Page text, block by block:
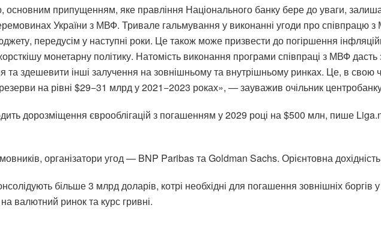
основним припущенням, яке правління Національного банку бере до уваги,
України з МВФ. Тривале гальмування у виконанні угоди про співпрацю
передусім у наступні роки. Це також може призвести до погіршення
монетарну політику. Натомість виконання програми співпраці з МВФ
та здешевити інші залучення на зовнішньому та внутрішньому ринках. Це, в свою
на рівні $29−31 млрд у 2021−2023 роках», — зауважив очільник
дорозміщення єврооблігацій з погашенням у 2029 році на $500 млн, пише
організатори угод — BNP Paribas та Goldman Sachs. Орієнтовна
більше 3 млрд доларів, котрі необхідні для погашення зовнішніх
валютний ринок та курс гривні.